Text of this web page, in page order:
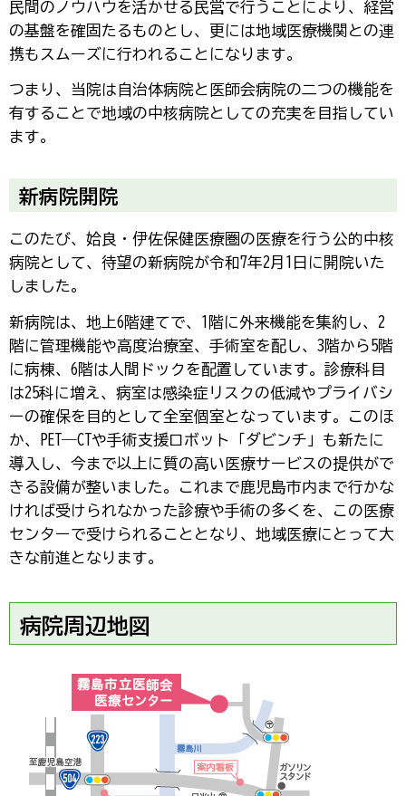
民間のノウハウを活かせる民営で行うことにより、経営
の基盤を確固たるものとし、更には地域医療機関との連
携もスムーズに行われることになります。
つまり、当院は自治体病院と医師会病院の二つの機能を
有することで地域の中核病院としての充実を目指してい
ます。
新病院開院
このたび、姶良・伊佐保健医療圏の医療を行う公的中核
病院として、待望の新病院が令和7年2月1日に開院いた
しました。
新病院は、地上6階建てで、1階に外来機能を集約し、2
階に管理機能や高度治療室、手術室を配し、3階から5階
に病棟、6階は人間ドックを配置しています。診療科目
は25科に増え、病室は感染症リスクの低減やプライバシ
ーの確保を目的として全室個室となっています。このほ
か、PET―CTや手術支援ロボット「ダビンチ」も新たに
導入し、今まで以上に質の高い医療サービスの提供がで
きる設備が整いました。これまで鹿児島市内まで行かな
ければ受けられなかった診療や手術の多くを、この医療
センターで受けられることとなり、地域医療にとって大
きな前進となります。
病院周辺地図